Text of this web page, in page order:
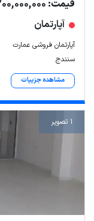
قیمت: 5,200,000,000 تومان
آپارتمان
آپارتمان فروشی عمارت
سنندج
مشاهده جزییات
1 تصویر